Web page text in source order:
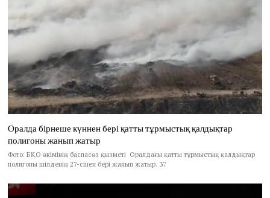
Оралда бірнеше күннен бері қатты тұрмыстық қалдықтар
полигоны жанып жатыр
Фото: БҚО әкімінің баспасөз қызметі Оралдағы қатты тұрмыстық қалдықтар
полигоны шілденің 27-сінен бері жанып жатыр. 37